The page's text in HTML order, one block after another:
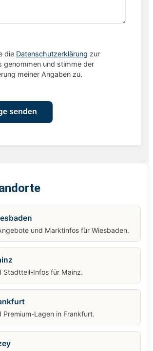
die Datenschutzerklärung zur
genommen und stimme der
meiner Angaben zu.
und Marktinfos für Wiesbaden.
Stadtteil-Infos für Mainz.
Premium-Lagen in Frankfurt.